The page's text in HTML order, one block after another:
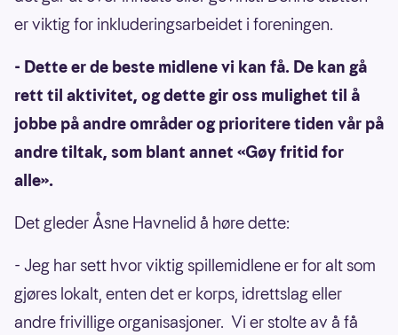
er viktig for inkluderingsarbeidet i foreningen.
- Dette er de beste midlene vi kan få. De kan gå
rett til aktivitet, og dette gir oss mulighet til å
jobbe på andre områder og prioritere tiden vår på
andre tiltak, som blant annet «Gøy fritid for
alle».
Det gleder Åsne Havnelid å høre dette:
- Jeg har sett hvor viktig spillemidlene er for alt som
gjøres lokalt, enten det er korps, idrettslag eller
andre frivillige organisasjoner. Vi er stolte av å få